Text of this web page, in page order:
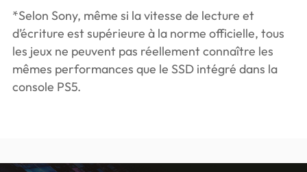
*Selon Sony, même si la vitesse de lecture et
d’écriture est supérieure à la norme officielle, tous
les jeux ne peuvent pas réellement connaître les
mêmes performances que le SSD intégré dans la
console PS5.